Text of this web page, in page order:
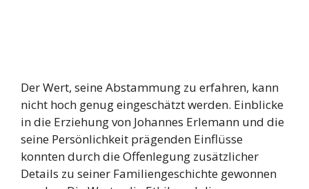
Der Wert, seine Abstammung zu erfahren, kann
nicht hoch genug eingeschätzt werden. Einblicke
in die Erziehung von Johannes Erlemann und die
seine Persönlichkeit prägenden Einflüsse
konnten durch die Offenlegung zusätzlicher
Details zu seiner Familiengeschichte gewonnen